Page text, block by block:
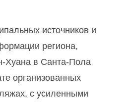
источников и
региона,
Хуана в Санта-Пола
организованных
с усиленными